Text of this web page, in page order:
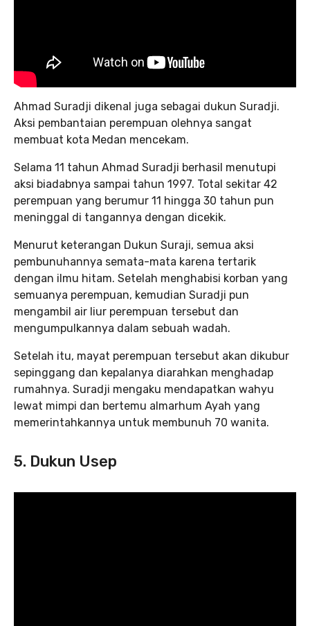
Ahmad Suradji dikenal juga sebagai dukun Suradji.
Aksi pembantaian perempuan olehnya sangat
membuat kota Medan mencekam.
Selama 11 tahun Ahmad Suradji berhasil menutupi
aksi biadabnya sampai tahun 1997. Total sekitar 42
perempuan yang berumur 11 hingga 30 tahun pun
meninggal di tangannya dengan dicekik.
Menurut keterangan Dukun Suraji, semua aksi
pembunuhannya semata-mata karena tertarik
dengan ilmu hitam. Setelah menghabisi korban yang
semuanya perempuan, kemudian Suradji pun
mengambil air liur perempuan tersebut dan
mengumpulkannya dalam sebuah wadah.
Setelah itu, mayat perempuan tersebut akan dikubur
sepinggang dan kepalanya diarahkan menghadap
rumahnya. Suradji mengaku mendapatkan wahyu
lewat mimpi dan bertemu almarhum Ayah yang
memerintahkannya untuk membunuh 70 wanita.
5. Dukun Usep